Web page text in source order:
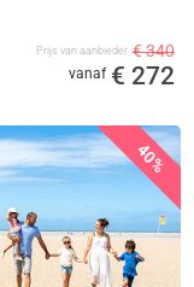
Prijs van aanbieder € 340
vanaf € 272
40%